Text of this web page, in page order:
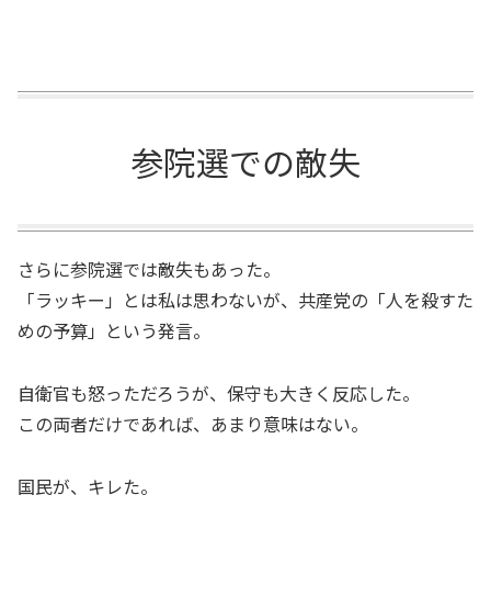
参院選での敵失
さらに参院選では敵失もあった。
「ラッキー」とは私は思わないが、共産党の「人を殺すた
めの予算」という発言。
自衛官も怒っただろうが、保守も大きく反応した。
この両者だけであれば、あまり意味はない。
国民が、キレた。